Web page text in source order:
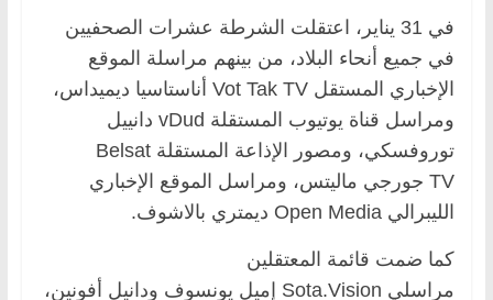
في 31 يناير، اعتقلت الشرطة عشرات الصحفيين
في جميع أنحاء البلاد، من بينهم مراسلة الموقع
الإخباري المستقل Vot Tak TV أناستاسيا ديميداس،
ومراسل قناة يوتيوب المستقلة vDud دانييل
توروفسكي، ومصور الإذاعة المستقلة Belsat
TV جورجي ماليتس، ومراسل الموقع الإخباري
الليبرالي Open Media ديمتري بالاشوف.
كما ضمت قائمة المعتقلين
مراسلي Sota.Vision إميل يونسوف ودانيل أفونين،